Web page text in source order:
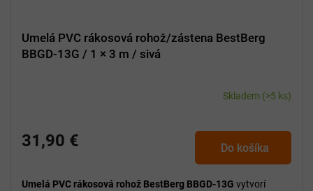
Umelá PVC rákosová rohož/zástena BestBerg
BBGD-13G / 1 × 3 m / sivá
Skladem (>5 ks)
31,90 € Do košíka
Umelá PVC rákosová rohož BestBerg BBGD-13G vytvorí